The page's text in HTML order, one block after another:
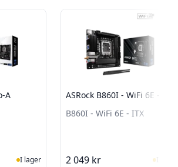
A
I Lager
I lager
ASRock B860I - WiFi 6E - ITX
B860I - WiFi 6E - ITX
2 049 kr I